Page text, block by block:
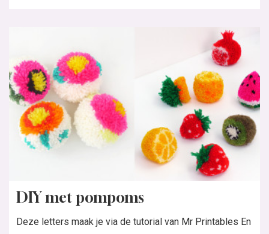
DIY met pompoms
Deze letters maak je via de tutorial van Mr Printables En